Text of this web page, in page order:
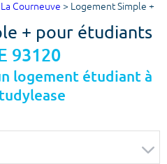
Courneuve > Logement Simple +
+ pour étudiants
93120
logement étudiant à